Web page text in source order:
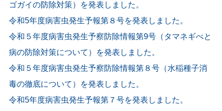
ゴガイの防除対策）を発表しました。
令和5年度病害虫発生予報第８号を発表しました。
令和５年度病害虫発生予察防除情報第9号（タマネギべと
病の防除対策について）を発表しました。
令和５年度病害虫発生予察防除情報第８号（水稲種子消
毒の徹底について）を発表しました。
令和5年度病害虫発生予報第７号を発表しました。